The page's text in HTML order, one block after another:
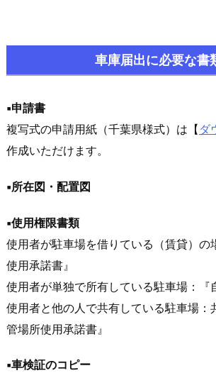
車庫届出に必要な書
▪️申請書
複写式の申請用紙（千葉県様式）は【 ダ
作成いただけます。
▪️所在図・配置図
▪️使用権限書類
使用者が駐車場を借りている（賃貸）の
使用承諾書』
使用者が単独で所有している駐車場：『
使用者と他の人で共有している駐車場：
管場所使用承諾書』
▪️車検証のコピー